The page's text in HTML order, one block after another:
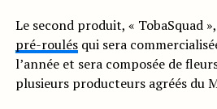
Le second produit, « TobaSquad
pré-roulésqui sera
l’année et sera composée de
plusieurs producteurs agréés du